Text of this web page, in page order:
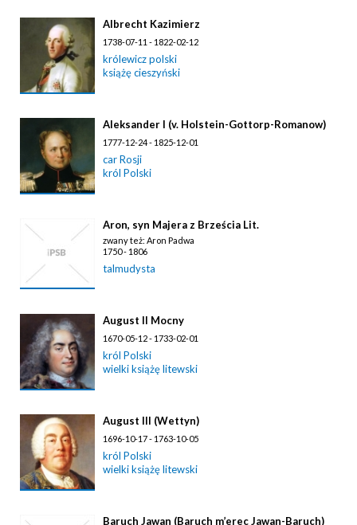
Albrecht Kazimierz
1738-07-11 - 1822-02-12
królewicz polski
książę cieszyński
Aleksander I (v. Holstein-Gottorp-Romanow)
1777-12-24 - 1825-12-01
car Rosji
król Polski
Aron, syn Majera z Brześcia Lit.
zwany też: Aron Padwa
1750 - 1806
talmudysta
August II Mocny
1670-05-12 - 1733-02-01
król Polski
wielki książę litewski
August III (Wettyn)
1696-10-17 - 1763-10-05
król Polski
wielki książę litewski
Baruch Jawan (Baruch m’erec Jawan-Baruch)